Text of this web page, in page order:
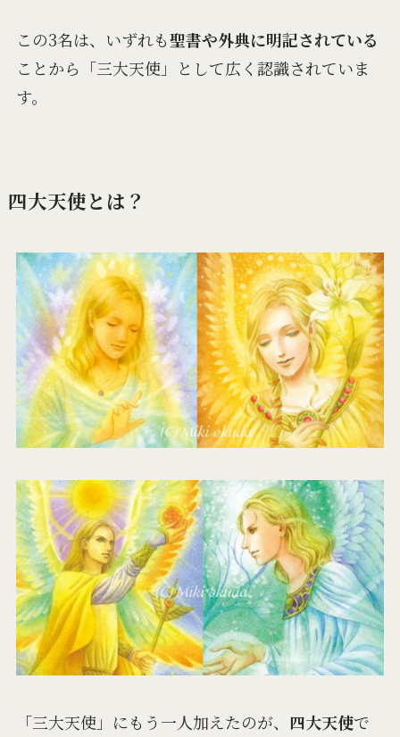
この3名は、いずれも聖書や外典に明記されている
ことから「三大天使」として広く認識されていま
す。
四大天使とは？
「三大天使」にもう一人加えたのが、 四大天使で